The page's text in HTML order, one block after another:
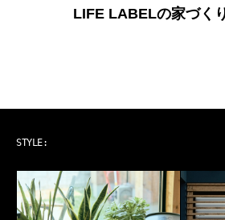
LIFE LABELの家づく
STYLE: